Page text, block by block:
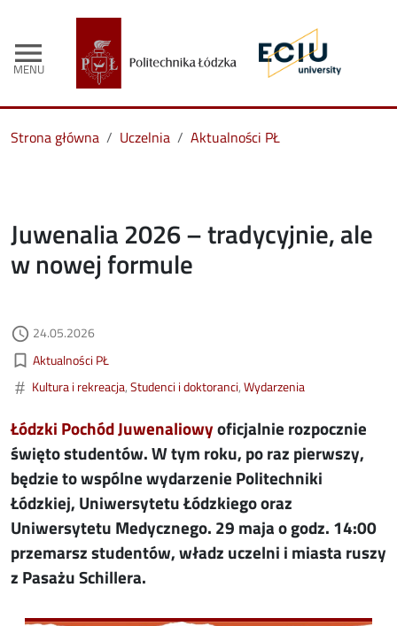
menu
MENU
Strona główna Uczelnia Aktualności PŁ
Juwenalia 2026 – tradycyjnie, ale
w nowej formule
access_time Data dodania
24.05.2026
bookmark_border Kategorie aktualności
Aktualności PŁ
# Kultura i rekreacja Studenci i doktoranci Wydarzenia
Łódzki Pochód Juwenaliowyoficjalnie rozpocznie
święto studentów. W tym roku, po raz pierwszy,
będzie to wspólne wydarzenie Politechniki
Łódzkiej, Uniwersytetu Łódzkiego oraz
Uniwersytetu Medycznego. 29 maja o godz. 14:00
przemarsz studentów, władz uczelni i miasta ruszy
z Pasażu Schillera.
Image